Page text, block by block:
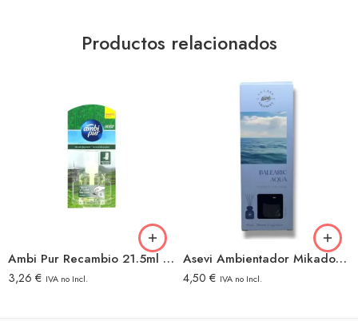
Productos relacionados
Ambi Pur Recambio 21.5ml Tatami Japan
3,26 € IVA no Incl.
Asevi Ambientador Mikado 90ml Balearic
4,50 € IVA no Incl.